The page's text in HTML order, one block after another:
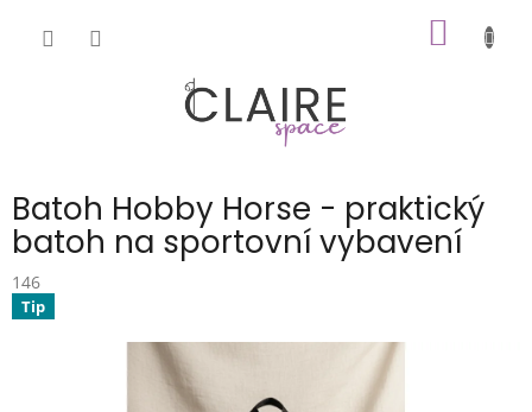
Batoh Hobby Horse - praktický
batoh na sportovní vybavení
146
Tip